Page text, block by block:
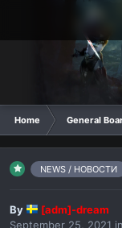
Home General
NEWS / НОВОСТИ
By
[adm]-dream
September 25, 2021 in